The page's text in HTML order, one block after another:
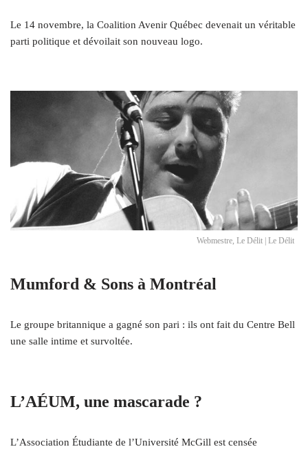
Le 14 novembre, la Coalition Avenir Québec devenait un véritable
parti politique et dévoilait son nouveau logo.
Webmestre, Le Délit | Le Délit
Mumford & Sons à Montréal
Le groupe britannique a gagné son pari : ils ont fait du Centre Bell
une salle intime et survoltée.
L’AÉUM, une mascarade ?
L’Association Étudiante de l’Université McGill est censée